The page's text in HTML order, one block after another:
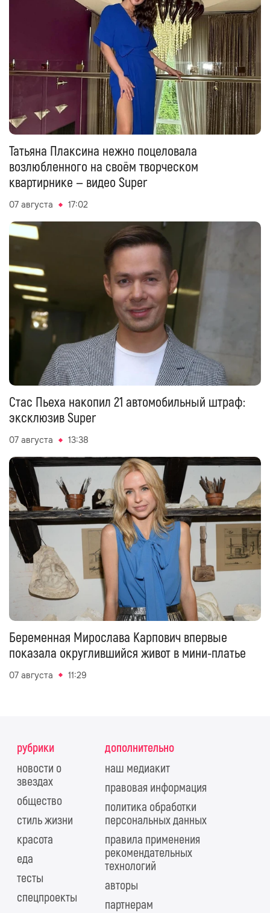
Татьяна Плаксина нежно поцеловала
возлюбленного на своём творческом
квартирнике — видео Super
07 августа 17:02
Стас Пьеха накопил 21 автомобильный штраф:
эксклюзив Super
07 августа 13:38
Беременная Мирослава Карпович впервые
показала округлившийся живот в мини-платье
07 августа 11:29
рубрики
новости о
звездах
общество
стиль жизни
красота
еда
тесты
спецпроекты
дополнительно
наш медиакит
правовая информация
политика обработки
персональных данных
правила применения
рекомендательных
технологий
авторы
партнерам